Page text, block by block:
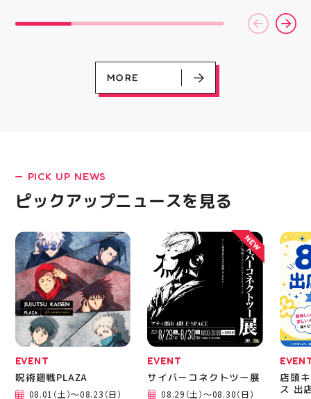
ピックアップニュース
EVENT
呪術廻戦PLAZA
EVENT
サイバーコネクトツー展
EVENT
店頭キッチンカースペース 出店カ
EVENT
お祭りBBQビアガーデン 屋上で好
CAMPAIGN
ヨドバシカメラ 平日限定1時間駐
CAMPAIGN
プレミアム駐車サービス [4～8F
ぜひご参加ください️ ・
ミシン教室では、 「ミ
シンを使ってみたいけ
ど、作り方が分からな
い」 そんな初心者さん
も大歓迎です お洋服・
バッグ・小物など、 あ
という方もお気軽に 作
りたいものについてもご
ジュ 気になる方はDMま
たは店頭でお気軽にお問
い合わせください 写真
を横にスワイプして、完
成までの様子も見てね #
ピアネージュ #ミシン教
室 #ソーイング教室 #ミ
シン初心者 #ハンドメイ
ド 手作り 洋裁 ソーイン
グ 郡山市 郡山 福島県
手作りのある暮らし
ース
験後
MORE
PICK UP NEWS
ピックアップニュースを見る
EVENT
呪術廻戦PLAZA
08.01（土）～08.23（日）
EVENT
サイバーコネクトツー展
08.29（土）～08.30（日）
NEW
店頭
ス 出